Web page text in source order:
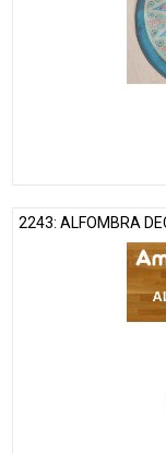
2243: ALFOMBRA